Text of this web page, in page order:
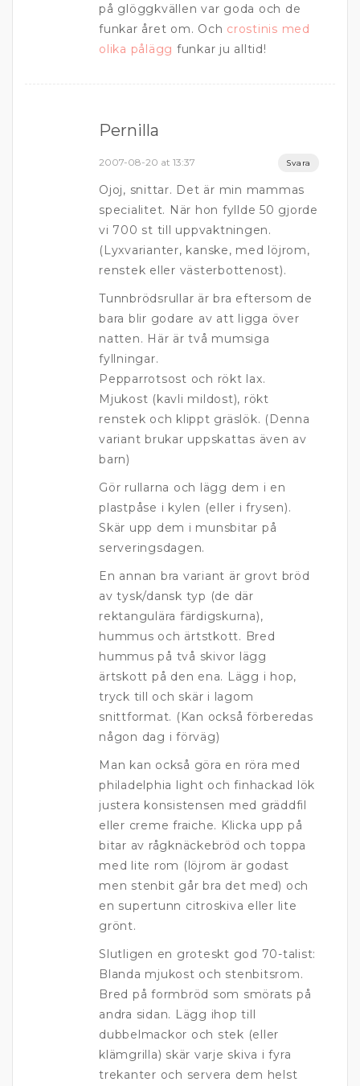
på glöggkvällen var goda och de
funkar året om. Och crostinis med
olika pålägg funkar ju alltid!
Pernilla
2007-08-20 at 13:37 Svara
Ojoj, snittar. Det är min mammas
specialitet. När hon fyllde 50 gjorde
vi 700 st till uppvaktningen.
(Lyxvarianter, kanske, med löjrom,
renstek eller västerbottenost).
Tunnbrödsrullar är bra eftersom de
bara blir godare av att ligga över
natten. Här är två mumsiga
fyllningar.
Pepparrotsost och rökt lax.
Mjukost (kavli mildost), rökt
renstek och klippt gräslök. (Denna
variant brukar uppskattas även av
barn)
Gör rullarna och lägg dem i en
plastpåse i kylen (eller i frysen).
Skär upp dem i munsbitar på
serveringsdagen.
En annan bra variant är grovt bröd
av tysk/dansk typ (de där
rektangulära färdigskurna),
hummus och ärtstkott. Bred
hummus på två skivor lägg
ärtskott på den ena. Lägg i hop,
tryck till och skär i lagom
snittformat. (Kan också förberedas
någon dag i förväg)
Man kan också göra en röra med
philadelphia light och finhackad lök
justera konsistensen med gräddfil
eller creme fraiche. Klicka upp på
bitar av rågknäckebröd och toppa
med lite rom (löjrom är godast
men stenbit går bra det med) och
en supertunn citroskiva eller lite
grönt.
Slutligen en groteskt god 70-talist:
Blanda mjukost och stenbitsrom.
Bred på formbröd som smörats på
andra sidan. Lägg ihop till
dubbelmackor och stek (eller
klämgrilla) skär varje skiva i fyra
trekanter och servera dem helst